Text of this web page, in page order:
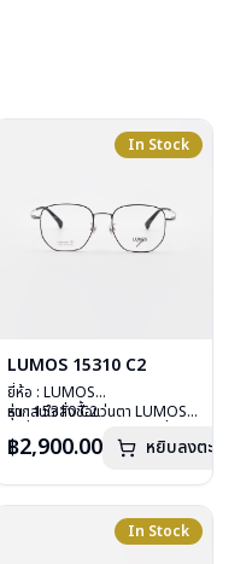
In Stock
LUMOS 15310 C2
ยี่ห้อ : LUMOS
รุ่น : 15310 C2
เลนส์ : Demo Lens
น้ำหนัก : 16 กรัม
อุปกรณ์ : กล่องแว่น , ผ้าเช็ดแว่น
หากสนใจสั่งชื้อแว่นตา LUMOS
ลงไว้กรุณาติดต่อเราคลิก
฿2,900.00 หยิบลงตะกร้า
In Stock